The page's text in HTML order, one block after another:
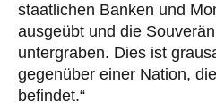
staatlichen Banken und
ausgeübt und die
untergraben. Dies ist
gegenüber einer Nation,
befindet.“